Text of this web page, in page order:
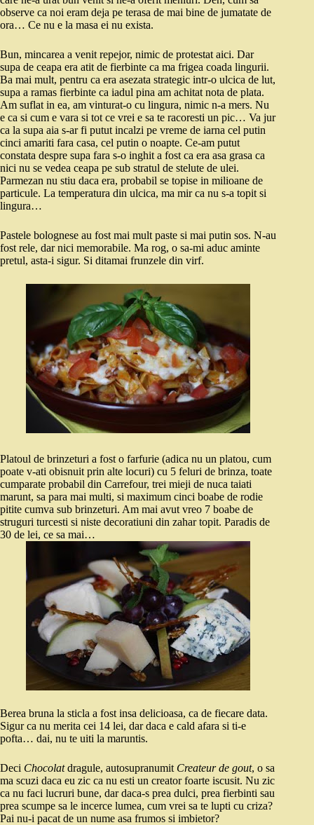
observe ca noi eram deja pe terasa de mai bine de jumatate de
ora… Ce nu e la masa ei nu exista.
Bun, mincarea a venit repejor, nimic de protestat aici. Dar
supa de ceapa era atit de fierbinte ca ma frigea coada lingurii.
Ba mai mult, pentru ca era asezata strategic intr-o ulcica de lut,
supa a ramas fierbinte ca iadul pina am achitat nota de plata.
Am suflat in ea, am vinturat-o cu lingura, nimic n-a mers. Nu
e ca si cum e vara si tot ce vrei e sa te racoresti un pic… Va jur
ca la supa aia s-ar fi putut incalzi pe vreme de iarna cel putin
cinci amariti fara casa, cel putin o noapte. Ce-am putut
constata despre supa fara s-o inghit a fost ca era asa grasa ca
nici nu se vedea ceapa pe sub stratul de stelute de ulei.
Parmezan nu stiu daca era, probabil se topise in milioane de
particule. La temperatura din ulcica, ma mir ca nu s-a topit si
lingura…
Pastele bolognese au fost mai mult paste si mai putin sos. N-au
fost rele, dar nici memorabile. Ma rog, o sa-mi aduc aminte
pretul, asta-i sigur. Si ditamai frunzele din virf.
Platoul de brinzeturi a fost o farfurie (adica nu un platou, cum
poate v-ati obisnuit prin alte locuri) cu 5 feluri de brinza, toate
cumparate probabil din Carrefour, trei mieji de nuca taiati
marunt, sa para mai multi, si maximum cinci boabe de rodie
pitite cumva sub brinzeturi. Am mai avut vreo 7 boabe de
struguri turcesti si niste decoratiuni din zahar topit. Paradis de
30 de lei, ce sa mai…
Berea bruna la sticla a fost insa delicioasa, ca de fiecare data.
Sigur ca nu merita cei 14 lei, dar daca e cald afara si ti-e
pofta… dai, nu te uiti la maruntis.
Deci Chocolatdragule, autosupranumit Createur de gout, o sa
ma scuzi daca eu zic ca nu esti un creator foarte iscusit. Nu zic
ca nu faci lucruri bune, dar daca-s prea dulci, prea fierbinti sau
prea scumpe sa le incerce lumea, cum vrei sa te lupti cu criza?
Pai nu-i pacat de un nume asa frumos si imbietor?